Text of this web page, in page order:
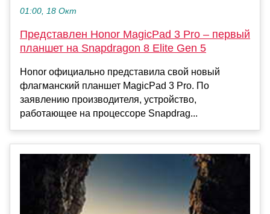
01:00, 18 Окт
Представлен Honor MagicPad 3 Pro – первый
планшет на Snapdragon 8 Elite Gen 5
Honor официально представила свой новый
флагманский планшет MagicPad 3 Pro. По
заявлению производителя, устройство,
работающее на процессоре Snapdrag...